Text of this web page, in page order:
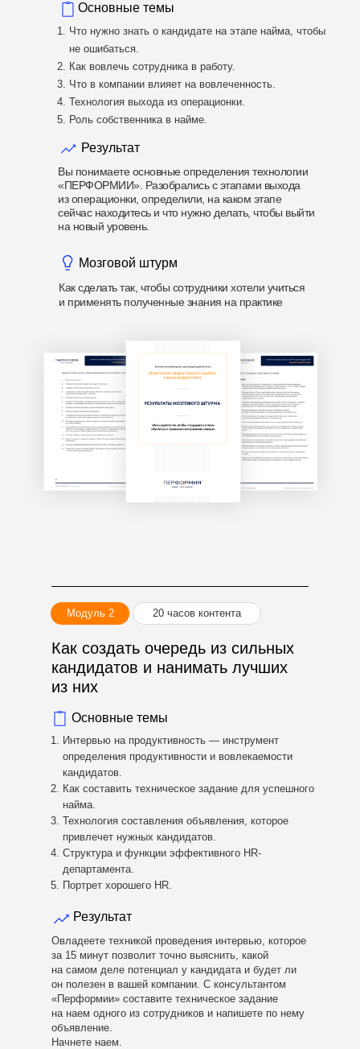
Основные темы
Что нужно знать о кандидате на этапе найма, чтобы
не ошибаться.
Как вовлечь сотрудника в работу.
Что в компании влияет на вовлеченность.
Технология выхода из операционки.
Роль собственника в найме.
Результат
Вы понимаете основные определения технологии
«ПЕРФОРМИИ». Разобрались с этапами выхода
из операционки, определили, на каком этапе
сейчас находитесь и что нужно делать, чтобы выйти
на новый уровень.
Мозговой штурм
Как сделать так, чтобы сотрудники хотели учиться
и применять полученные знания на практике
Модуль 2 20 часов контента
Как создать очередь из сильных
кандидатов и нанимать лучших
из них
Основные темы
Интервью на продуктивность — инструмент
определения продуктивности и вовлекаемости
кандидатов.
Как составить техническое задание для успешного
найма.
Технология составления объявления, которое
привлечет нужных кандидатов.
Структура и функции эффективного HR-
департамента.
Портрет хорошего HR.
Результат
Овладеете техникой проведения интервью, которое
за 15 минут позволит точно выяснить, какой
на самом деле потенциал у кандидата и будет ли
он полезен в вашей компании. С консультантом
«Перформии» составите техническое задание
на наем одного из сотрудников и напишете по нему
объявление.
Начнете наем.